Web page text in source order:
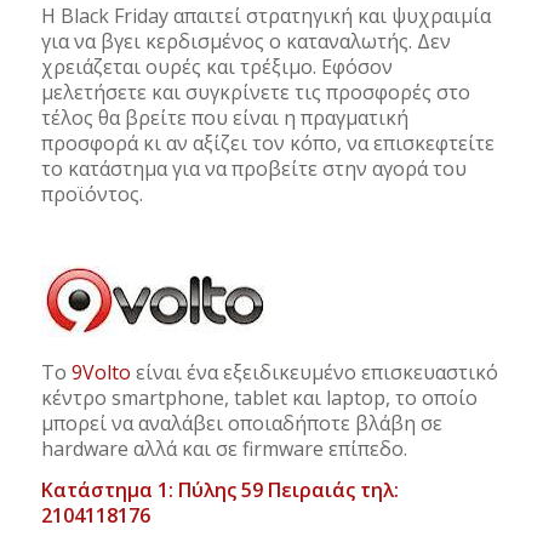
Η Black Friday απαιτεί στρατηγική και ψυχραιμία
για να βγει κερδισμένος ο καταναλωτής. Δεν
χρειάζεται ουρές και τρέξιμο. Εφόσον
μελετήσετε και συγκρίνετε τις προσφορές στο
τέλος θα βρείτε που είναι η πραγματική
προσφορά κι αν αξίζει τον κόπο, να επισκεφτείτε
το κατάστημα για να προβείτε στην αγορά του
προϊόντος.
Το 9Volto είναι ένα εξειδικευμένο επισκευαστικό
κέντρο smartphone, tablet και laptop, το οποίο
μπορεί να αναλάβει οποιαδήποτε βλάβη σε
hardware αλλά και σε firmware επίπεδο.
Κατάστημα 1: Πύλης 59 Πειραιάς τηλ:
2104118176